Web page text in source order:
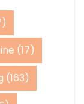
(17)
(163)